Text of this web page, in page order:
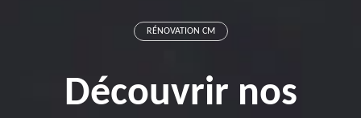
RÉNOVATION CM
Découvrir nos